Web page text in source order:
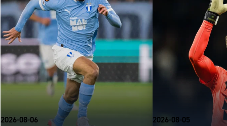
2026-08-06 2026-08-05